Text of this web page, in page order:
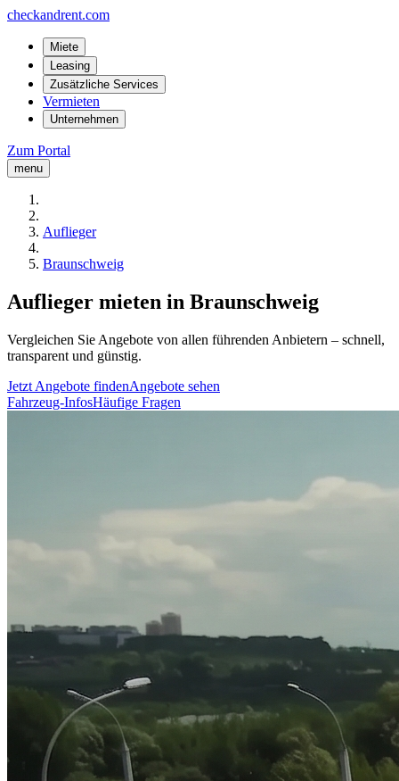
checkandrent.com
Miete
Leasing
Zusätzliche Services
Vermieten
Unternehmen
Zum Portal
menu
Auflieger
Braunschweig
Auflieger mieten in Braunschweig
Vergleichen Sie Angebote von allen führenden Anbietern – schnell,
transparent und günstig.
Jetzt Angebote findenAngebote sehen
Fahrzeug-InfosHäufige Fragen